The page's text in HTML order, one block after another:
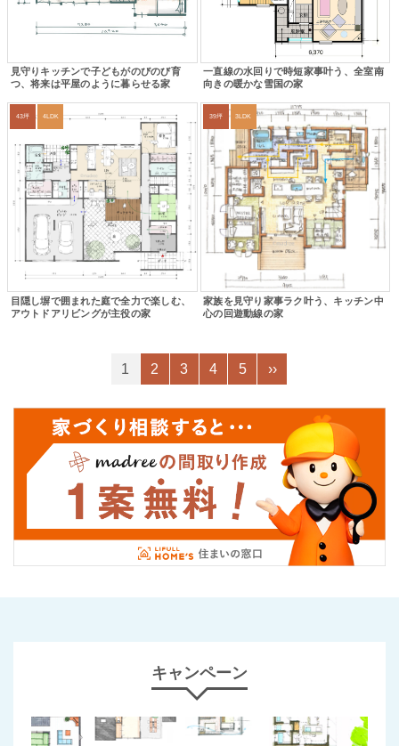
見守りキッチンで子どもがのびのび育
つ、将来は平屋のように暮らせる家
一直線の水回りで時短家事叶う、全室南
向きの暖かな雪国の家
43坪 4LDK
目隠し塀で囲まれた庭で全力で楽しむ、
アウトドアリビングが主役の家
39坪 3LDK
家族を見守り家事ラク叶う、キッチン中
心の回遊動線の家
1 2 3 4 5 ››
キャンペーン